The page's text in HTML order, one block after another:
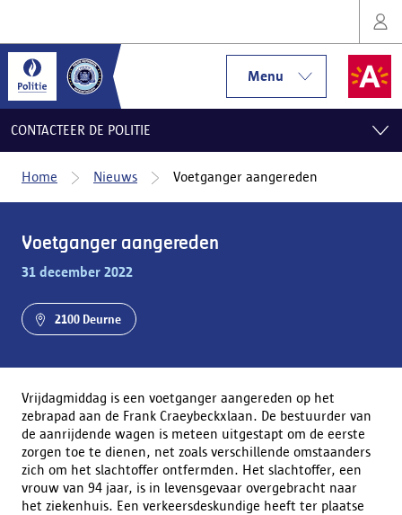
Menu
CONTACTEER DE POLITIE
Home Nieuws Voetganger aangereden
Voetganger aangereden
31 december 2022
2100 Deurne
Vrijdagmiddag is een voetganger aangereden op het
zebrapad aan de Frank Craeybeckxlaan. De bestuurder van
de aanrijdende wagen is meteen uitgestapt om de eerste
zorgen toe te dienen, net zoals verschillende omstaanders
zich om het slachtoffer ontfermden. Het slachtoffer, een
vrouw van 94 jaar, is in levensgevaar overgebracht naar
het ziekenhuis. Een verkeersdeskundige heeft ter plaatse